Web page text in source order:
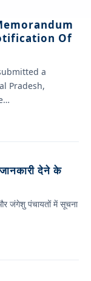
Of
a
Pradesh,
देने के
जंगेशु पंचायतों में सूचना